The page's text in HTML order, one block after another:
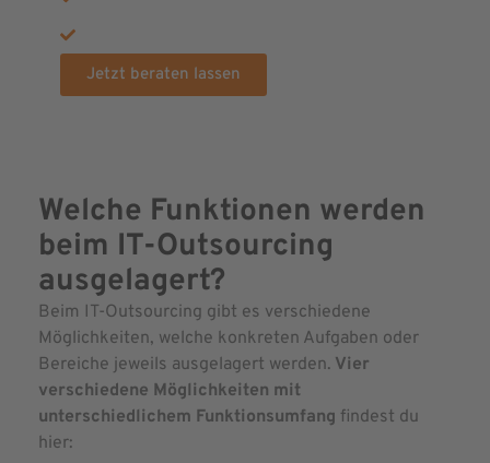
Jetzt beraten lassen
Welche Funktionen werden
beim IT-Outsourcing
ausgelagert?
Beim IT-Outsourcing gibt es verschiedene
Möglichkeiten, welche konkreten Aufgaben oder
Bereiche jeweils ausgelagert werden. Vier
verschiedene Möglichkeiten mit
unterschiedlichem Funktionsumfang findest du
hier: